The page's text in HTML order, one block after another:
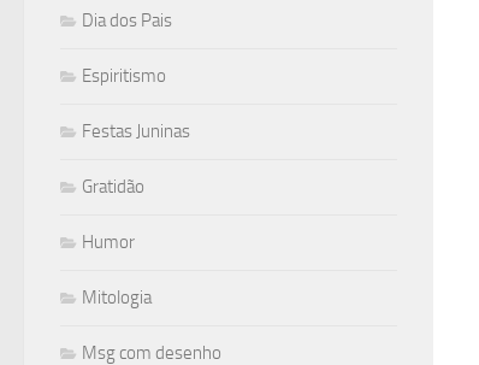
Dia dos Pais
Espiritismo
Festas Juninas
Gratidão
Humor
Mitologia
Msg com desenho